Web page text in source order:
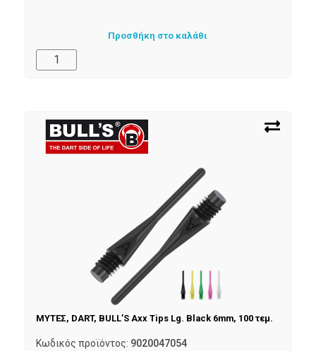
Προσθήκη στο καλάθι
ΜΥΤΕΣ, DART, BULL’S Axx Tips Lg. Black 6mm, 100 τεμ.
Κωδικός προϊόντος: 9020047054